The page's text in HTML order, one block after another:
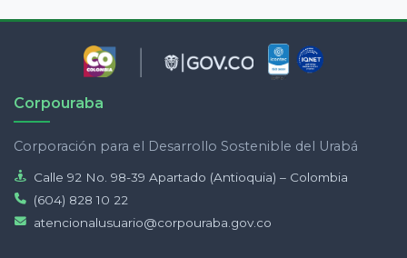
Corpouraba
Corporación para el Desarrollo Sostenible del Urabá
Calle 92 No. 98-39 Apartado (Antioquia) – Colombia
(604) 828 10 22
atencionalusuario@corpouraba.gov.co